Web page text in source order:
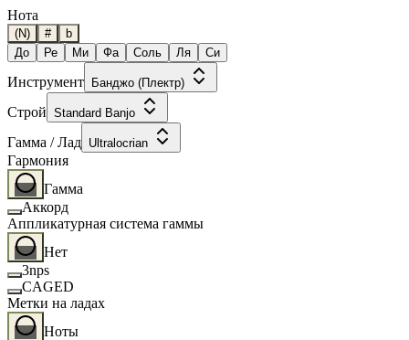
Нота
(N) #
b
До
Ре Ми Фа Соль Ля Си
Инструмент Банджо (Плектр)
Строй Standard Banjo
Гамма / Лад Ultralocrian
Гармония
Гамма
Аккорд
Аппликатурная система гаммы
Нет
3nps
CAGED
Метки на ладах
Ноты